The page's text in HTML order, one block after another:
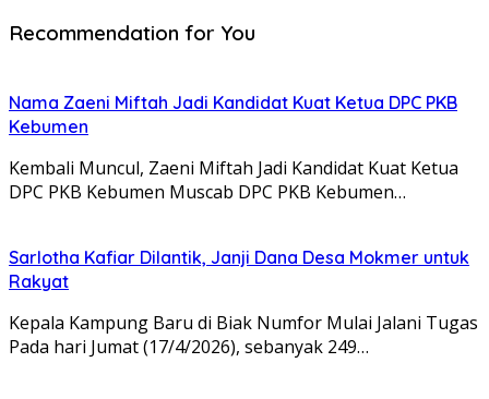
Recommendation for You
Nama Zaeni Miftah Jadi Kandidat Kuat Ketua DPC PKB
Kebumen
Kembali Muncul, Zaeni Miftah Jadi Kandidat Kuat Ketua
DPC PKB Kebumen Muscab DPC PKB Kebumen…
Sarlotha Kafiar Dilantik, Janji Dana Desa Mokmer untuk
Rakyat
Kepala Kampung Baru di Biak Numfor Mulai Jalani Tugas
Pada hari Jumat (17/4/2026), sebanyak 249…